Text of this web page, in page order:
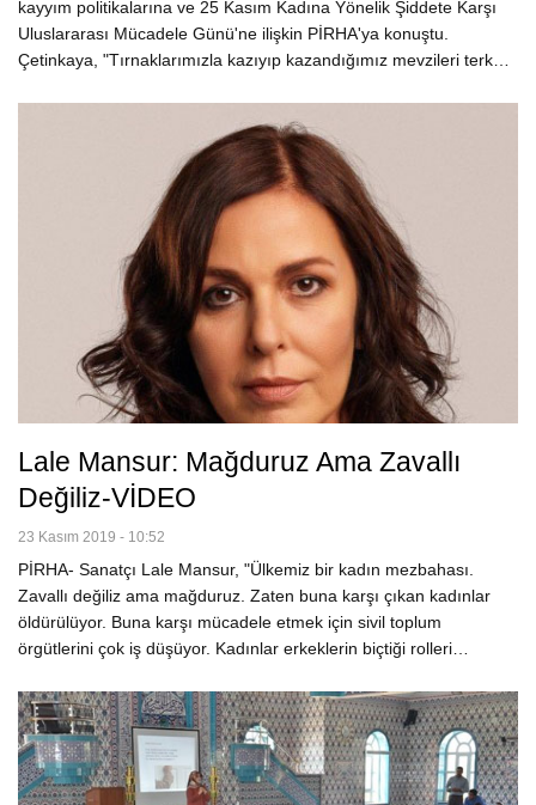
kayyım politikalarına ve 25 Kasım Kadına Yönelik Şiddete Karşı
Uluslararası Mücadele Günü'ne ilişkin PİRHA'ya konuştu.
Çetinkaya, "Tırnaklarımızla kazıyıp kazandığımız mevzileri terk…
Lale Mansur: Mağduruz Ama Zavallı
Değiliz-VİDEO
23 Kasım 2019 - 10:52
PİRHA- Sanatçı Lale Mansur, "Ülkemiz bir kadın mezbahası.
Zavallı değiliz ama mağduruz. Zaten buna karşı çıkan kadınlar
öldürülüyor. Buna karşı mücadele etmek için sivil toplum
örgütlerini çok iş düşüyor. Kadınlar erkeklerin biçtiği rolleri…